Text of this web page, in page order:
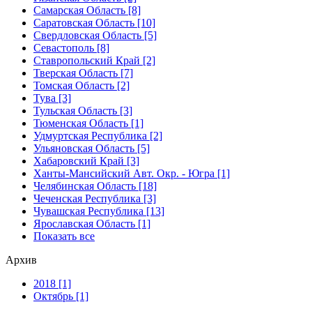
Самарская Область [8]
Саратовская Область [10]
Свердловская Область [5]
Севастополь [8]
Ставропольский Край [2]
Тверская Область [7]
Томская Область [2]
Тува [3]
Тульская Область [3]
Тюменская Область [1]
Удмуртская Республика [2]
Ульяновская Область [5]
Хабаровский Край [3]
Ханты-Мансийский Авт. Окр. - Югра [1]
Челябинская Область [18]
Чеченская Республика [3]
Чувашская Республика [13]
Ярославская Область [1]
Показать все
Архив
2018 [1]
Октябрь [1]